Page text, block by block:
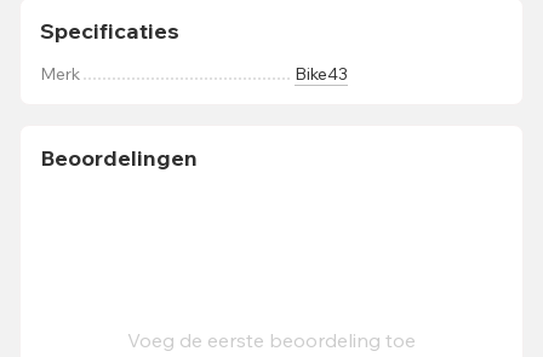
Specificaties
Merk Bike43
Beoordelingen
Voeg de eerste beoordeling toe